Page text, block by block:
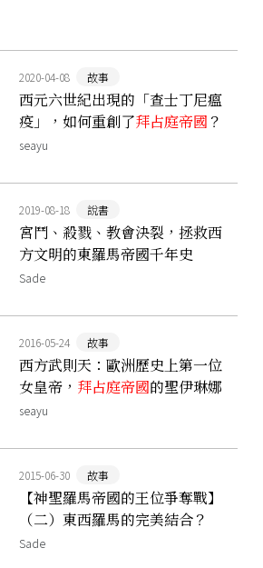
2020-04-08 故事
西元六世紀出現的「查士丁尼瘟
疫」，如何重創了拜占庭帝國 ？
seayu
2019-08-18 說書
宮鬥、殺戮、教會決裂，拯救西
方文明的東羅馬帝國千年史
──《
Sade
2016-05-24 故事
西方武則天：歐洲歷史上第一位
女皇帝， 拜占庭帝國的聖伊琳娜
seayu
2015-06-30 故事
【神聖羅馬帝國的王位爭奪戰】
（二）東西羅馬的完美結合？
Sade